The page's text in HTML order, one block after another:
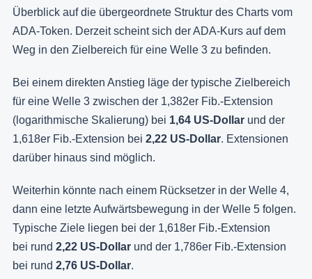
Überblick auf die übergeordnete Struktur des Charts vom
ADA-Token. Derzeit scheint sich der ADA-Kurs auf dem
Weg in den Zielbereich für eine Welle 3 zu befinden.
Bei einem direkten Anstieg läge der typische Zielbereich
für eine Welle 3 zwischen der 1,382er Fib.-Extension
(logarithmische Skalierung) bei 1,64 US-Dollar und der
1,618er Fib.-Extension bei 2,22 US-Dollar. Extensionen
darüber hinaus sind möglich.
Weiterhin könnte nach einem Rücksetzer in der Welle 4,
dann eine letzte Aufwärtsbewegung in der Welle 5 folgen.
Typische Ziele liegen bei der 1,618er Fib.-Extension
bei rund 2,22 US-Dollar und der 1,786er Fib.-Extension
bei rund 2,76 US-Dollar.